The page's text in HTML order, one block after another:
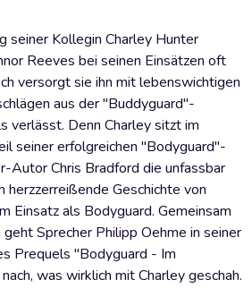
seiner Kollegin Charley Hunter
Reeves bei seinen Einsätzen oft
versorgt sie ihn mit lebenswichtigen
aus der "Buddyguard"-
verlässt. Denn Charley sitzt im
seiner erfolgreichen "Bodyguard"-
Autor Chris Bradford die unfassbar
herzzerreißende Geschichte von
Einsatz als Bodyguard. Gemeinsam
Sprecher Philipp Oehme in seiner
Prequels "Bodyguard - Im
was wirklich mit Charley geschah.